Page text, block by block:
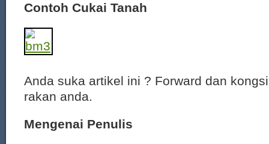
Contoh Cukai Tanah
Anda suka artikel ini ? Forward dan
rakan anda.
Mengenai Penulis